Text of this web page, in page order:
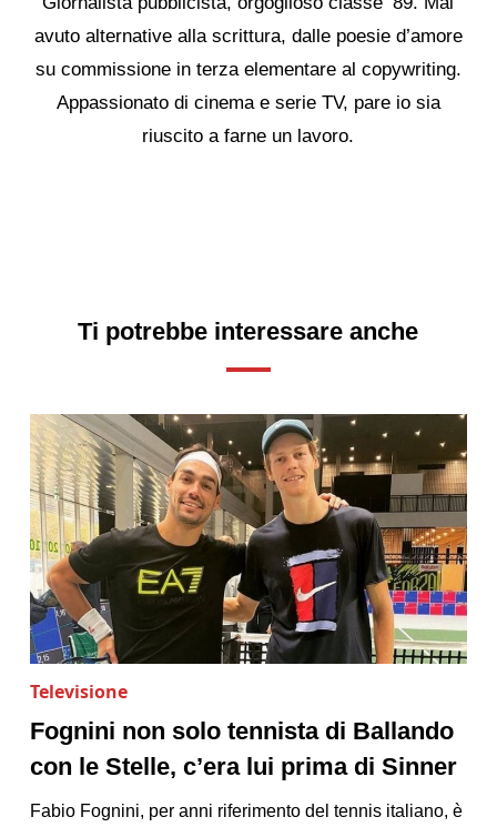
avuto alternative alla scrittura, dalle poesie d’amore
su commissione in terza elementare al copywriting.
Appassionato di cinema e serie TV, pare io sia
riuscito a farne un lavoro.
Ti potrebbe interessare anche
Televisione
Fognini non solo tennista di Ballando
con le Stelle, c’era lui prima di Sinner
Fabio Fognini, per anni riferimento del tennis italiano, è